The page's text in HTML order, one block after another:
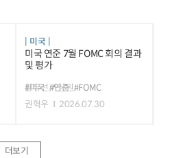
미국
미국 연준 7월 FOMC 회의 결과
및 평가
#미국 #연준 #FOMC
황유선,이상원,
권혁우
2026.07.30
더보기